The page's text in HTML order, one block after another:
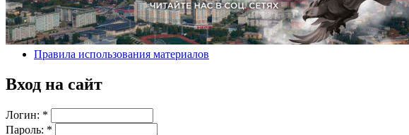
Правила использования материалов
Вход на сайт
Логин: *
Пароль: *